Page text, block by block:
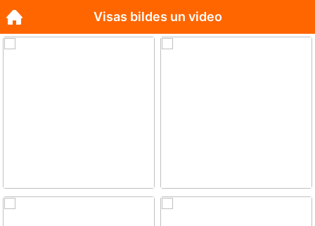
Visas bildes un video